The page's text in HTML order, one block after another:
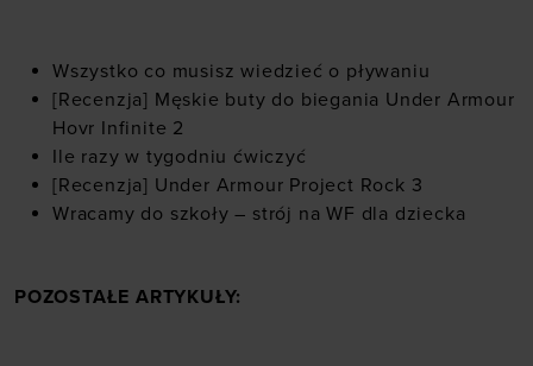
Wszystko co musisz wiedzieć o pływaniu
[Recenzja] Męskie buty do biegania Under Armour
Hovr Infinite 2
Ile razy w tygodniu ćwiczyć
[Recenzja] Under Armour Project Rock 3
Wracamy do szkoły – strój na WF dla dziecka
POZOSTAŁE ARTYKUŁY: